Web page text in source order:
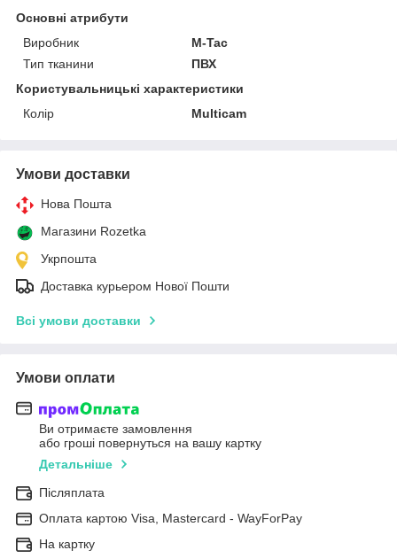
Основні атрибути
Виробник
M-Tac
Тип тканини
ПВХ
Користувальницькі характеристики
Колір
Multicam
Умови доставки
Нова Пошта
Магазини Rozetka
Укрпошта
Доставка курьером Нової Пошти
Всі умови доставки
Умови оплати
Ви отримаєте замовлення
або гроші повернуться на вашу картку
Детальніше
Післяплата
Оплата картою Visa, Mastercard - WayForPay
На картку